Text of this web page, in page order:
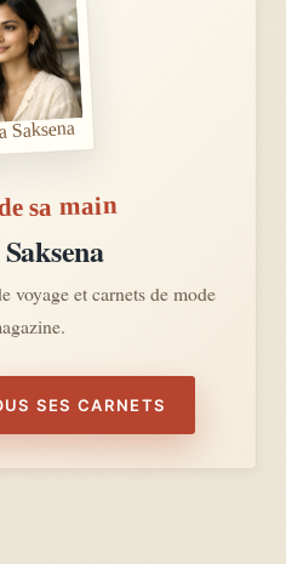
Saksena
sa main
voyage et carnets de mode
SES CARNETS